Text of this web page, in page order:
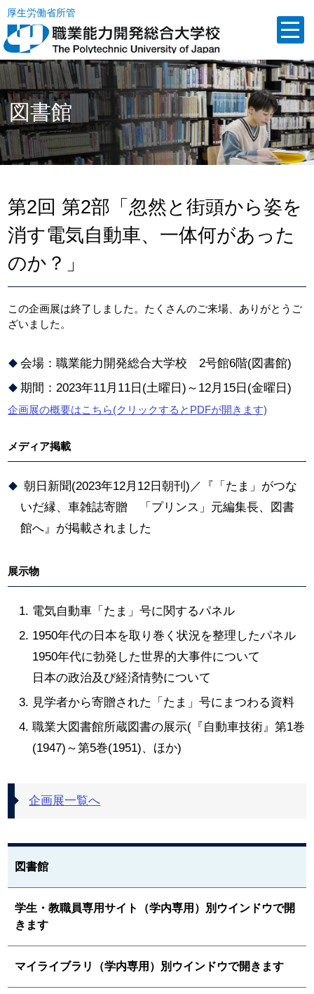
厚生労働省所管
図書館
第2回 第2部「忽然と街頭から姿を
消す電気自動車、一体何があった
のか？」
この企画展は終了しました。たくさんのご来場、ありがとうご
ざいました。
会場：職業能力開発総合大学校 2号館6階(図書館)
期間：2023年11月11日(土曜日)～12月15日(金曜日)
企画展の概要はこちら(クリックするとPDFが開きます)
メディア掲載
朝日新聞(2023年12月12日朝刊)／『「たま」がつな
いだ縁、車雑誌寄贈 「プリンス」元編集長、図書
館へ』が掲載されました
展示物
電気自動車「たま」号に関するパネル
1950年代の日本を取り巻く状況を整理したパネル
1950年代に勃発した世界的大事件について
日本の政治及び経済情勢について
見学者から寄贈された「たま」号にまつわる資料
職業大図書館所蔵図書の展示(『自動車技術』第1巻
(1947)～第5巻(1951)、ほか)
企画展一覧へ
図書館
学生・教職員専用サイト（学内専用）別ウインドウで開
きます
マイライブラリ（学内専用）別ウインドウで開きます